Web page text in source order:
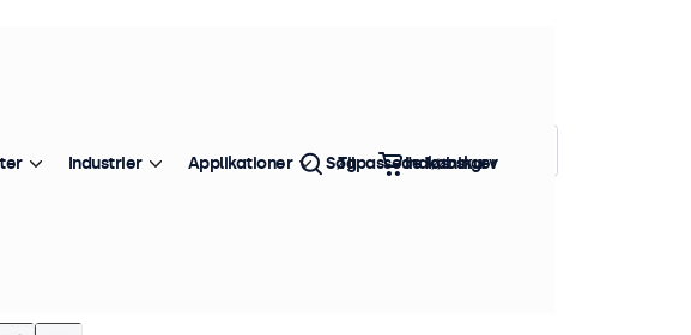
integration. Disse skærme er udformet med
strømforsyningsforhold.
Sorter efter:
Industrier Applikationer Tilpassede løsninger
Søg Indkøbskurv